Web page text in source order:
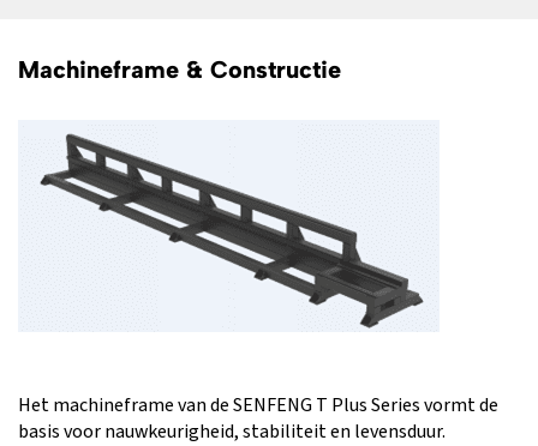
Machineframe & Constructie
Het machineframe van de SENFENG T Plus Series vormt de
basis voor nauwkeurigheid, stabiliteit en levensduur.